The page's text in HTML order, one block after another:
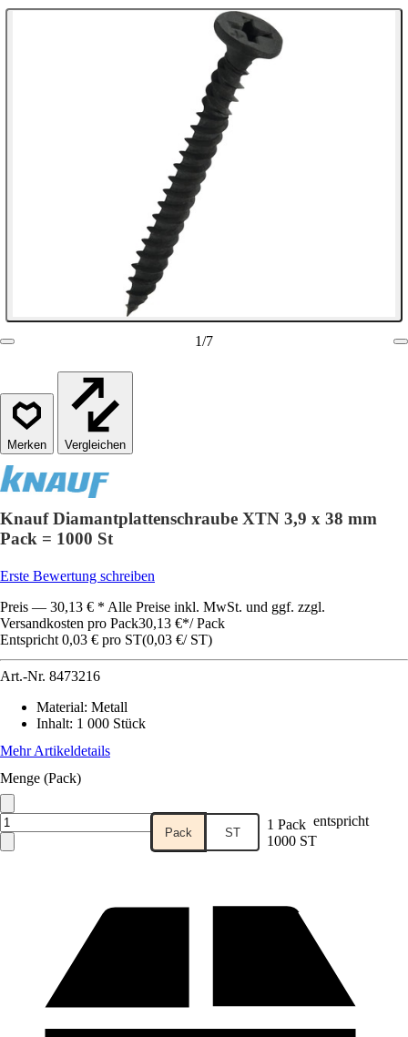
1/7
Vergleichen
Knauf Diamantplattenschraube XTN 3,9 x 38 mm
Pack = 1000 St
Erste Bewertung schreiben
Preis — 30,13 € * Alle Preise inkl. MwSt. und ggf. zzgl.
Versandkosten pro Pack30,13 €*/ Pack
Entspricht 0,03 € pro ST(0,03 €/ ST)
Art.-Nr. 8473216
Material: Metall
Inhalt: 1 000 Stück
Mehr Artikeldetails
Menge (Pack)
Pack ST 1 Pack entspricht
1000 ST